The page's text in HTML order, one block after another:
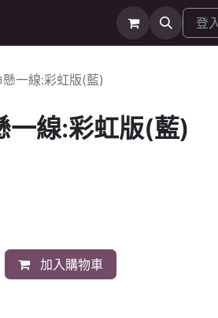
登
懸一線:彩虹版(藍)
一線:彩虹版(藍)
加入購物車